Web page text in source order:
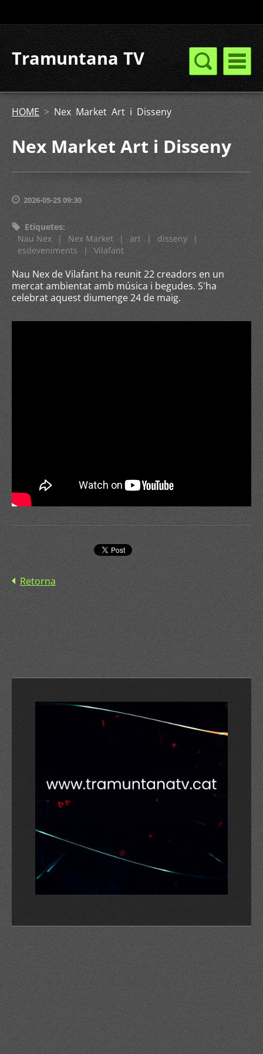
Tramuntana TV
HOME > Nex Market Art i Disseny
Nex Market Art i Disseny
2026-05-25 09:30
Etiquetes:
Nau Nex
| Nex Market | art | disseny
|
esdeveniments
| Vilafant
Nau Nex de Vilafant ha reunit 22 creadors en un
mercat ambientat amb música i begudes. S'ha
celebrat aquest diumenge 24 de maig.
Retorna